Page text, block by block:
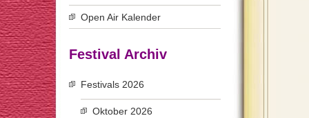
Open Air Kalender
Festival Archiv
Festivals 2026
Oktober 2026